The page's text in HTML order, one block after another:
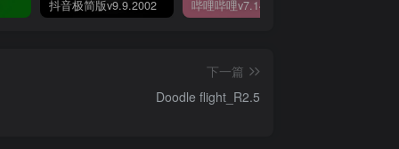
抖音极简版v9.9.2002
下一篇
Doodle flight_R2.5